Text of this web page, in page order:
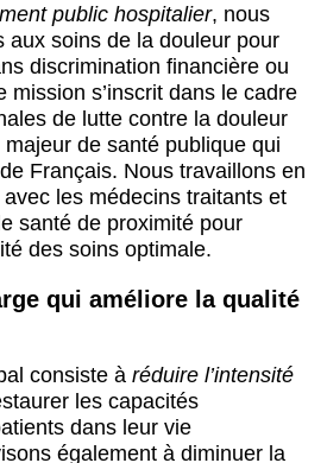
public hospitalier, nous
aux soins de la douleur pour
discrimination financière ou
mission s’inscrit dans le cadre
de lutte contre la douleur
de santé publique qui
Français. Nous travaillons en
les médecins traitants et
santé de proximité pour
des soins optimale.
qui améliore la qualité
consiste à réduire l’intensité
les capacités
dans leur vie
également à diminuer la